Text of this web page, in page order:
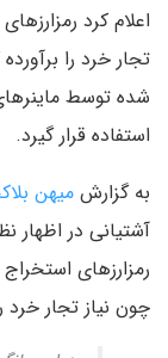
اعلام کرد
تجار خرد را
شده توسط
استفاده قرار گیرد.
به گزارشمیهن
آشتیانی در اظهار
رمزارزهای
چون نیاز تجار خرد